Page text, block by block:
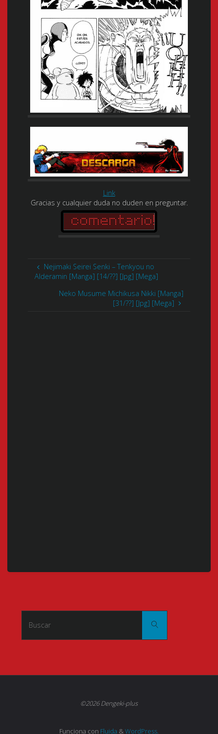
Link
Gracias y cualquier duda no duden en preguntar.
Nejimaki Seirei Senki – Tenkyou no
Alderamin [Manga] [14/??] [Jpg] [Mega]
Neko Musume Michikusa Nikki [Manga]
[31/??] [Jpg] [Mega]
Buscar
©2026 Dengeki-plus
Funciona con Fluida &WordPress.